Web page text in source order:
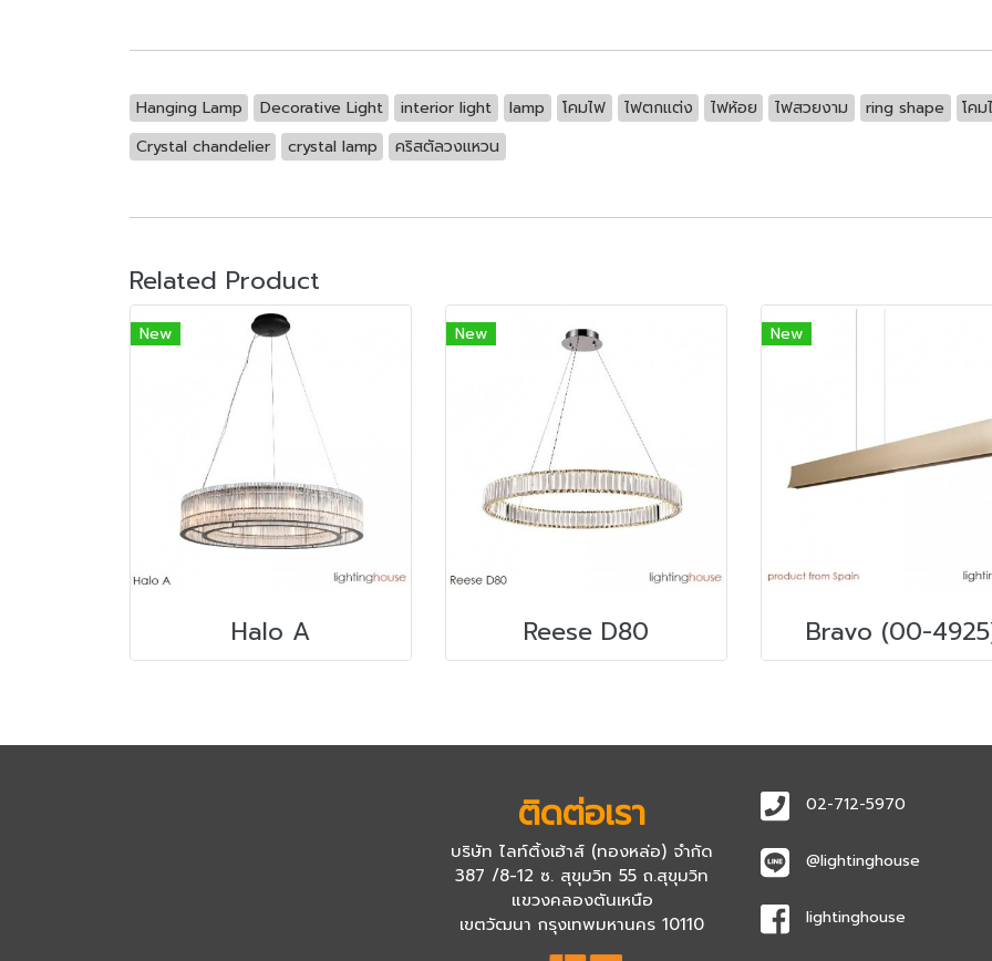
Hanging Lamp Decorative Light interior light lamp โคมไฟ ไฟตกแต่ง ไฟห้อย ไฟสวยงาม ring shape
โค
Crystal chandelier
crystal lamp คริสตัลวงแหวน
Related Product
New
Halo A
New
Reese D80
New
Bravo (00-
ติดต่อเรา
บริษัท ไลท์ติ้งเฮ้าส์ (ทองหล่อ) จำกัด
387 /8-12 ซ. สุขุมวิท 55 ถ.สุขุมวิท
แขวงคลองตันเหนือ
เขตวัฒนา กรุงเทพมหานคร 10110
02-712-5970
@lightinghouse
lightinghouse